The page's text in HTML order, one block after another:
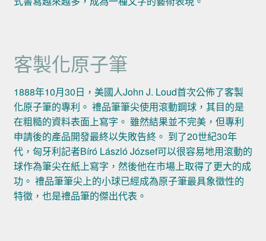
客製化原子筆
1888年10月30日，美國人John J. Loud首次公佈了客製
化原子筆的專利。 禮品筆筆尖使用滾動鋼球，其目的是
在粗糙的資料表面上寫字。 雖然結果並不完美，但專利
申請後的產品開發最終以失敗告終。 到了20世紀30年
代，匈牙利記者Bíró László József可以很容易地用滾動的
球作為筆尖在紙上寫字，然後他在市場上取得了更大的成
功。 禮品筆筆尖上的小球已經成為原子筆最具象徵性的
特徵，也是禮品筆的傑出代表。